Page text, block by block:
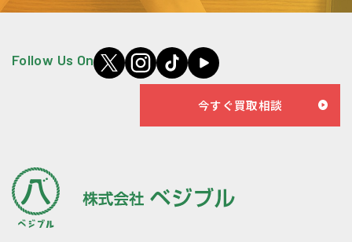
Follow Us On
今すぐ買取相談